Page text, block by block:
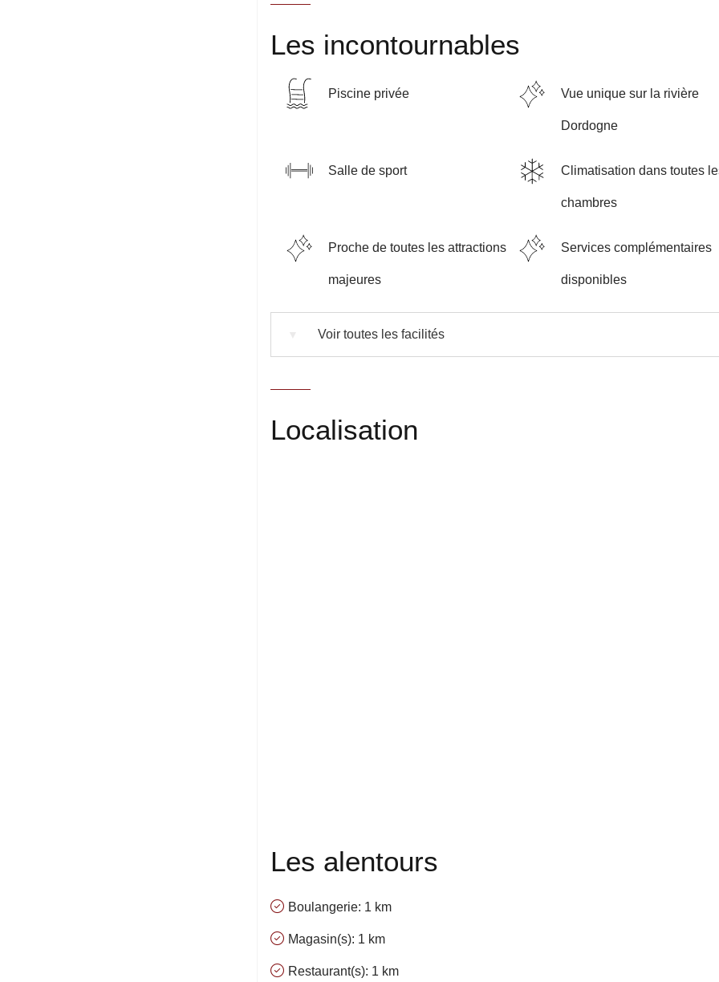
Les incontournables
Piscine privée Vue unique sur la rivière
Dordogne
Salle de sport Climatisation dans toutes
chambres
Proche de toutes les attractions
majeures
Services complémentaires
disponibles
Voir toutes les facilités
Localisation
Les alentours
Boulangerie: 1 km
Magasin(s): 1 km
Restaurant(s): 1 km